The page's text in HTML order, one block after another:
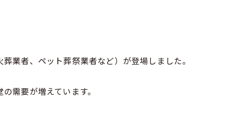
業者、ペット葬祭業者など）が登場しました。
需要が増えています。